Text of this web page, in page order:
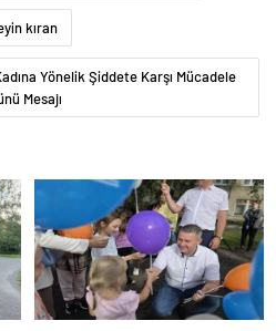
kıran
Yönelik Şiddete Karşı Mücadele
Mesajı